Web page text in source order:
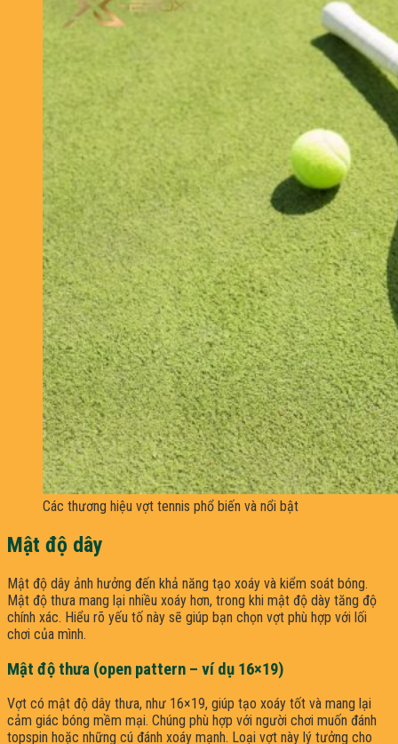
Các thương hiệu vợt tennis phổ biến và nổi bật
Mật độ dây
Mật độ dây ảnh hưởng đến khả năng tạo xoáy và kiểm soát bóng.
Mật độ thưa mang lại nhiều xoáy hơn, trong khi mật độ dày tăng độ
chính xác. Hiểu rõ yếu tố này sẽ giúp bạn chọn vợt phù hợp với lối
chơi của mình.
Mật độ thưa (open pattern – ví dụ 16×19)
Vợt có mật độ dây thưa, như 16×19, giúp tạo xoáy tốt và mang lại
cảm giác bóng mềm mại. Chúng phù hợp với người chơi muốn đánh
topspin hoặc những cú đánh xoáy mạnh. Loại vợt này lý tưởng cho